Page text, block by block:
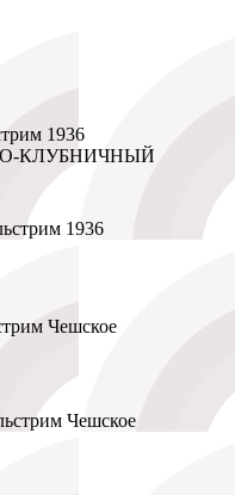
1936
КЛУБНИЧНЫЙ
Чешское